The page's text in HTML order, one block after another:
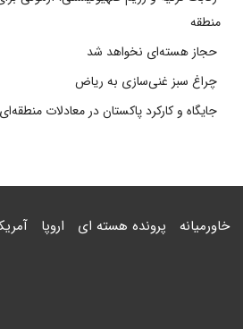
منطقه
حجاز هسته‌ای نخواهد شد
چراغ سبز غنی‌سازی به ریاض
جایگاه و کارکرد پاکستان در معادلات منطقه‌ای
خاورمیانه پرونده هسته ای اروپا